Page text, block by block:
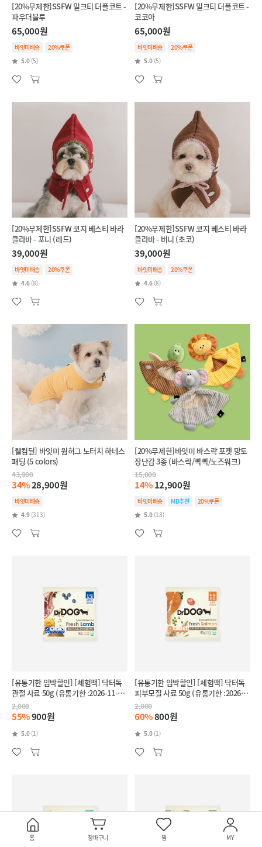
[20%무제한]SSFW 밀크티 더플코트 -
파우더블루
65,000원
바잇미배송
20%쿠폰
5.0 (5)
[20%무제한]SSFW 밀크티 더플코트 -
코코아
65,000원
바잇미배송
20%쿠폰
5.0 (5)
[20%무제한]SSFW 코지 베스티 바라
클라바 - 포니 (레드)
39,000원
바잇미배송
20%쿠폰
4.6 (8)
[20%무제한]SSFW 코지 베스티 바라
클라바 - 버니 (초코)
39,000원
바잇미배송
20%쿠폰
4.6 (8)
[웰컴딜] 바잇미 웜허그 노터치 하네스
패딩 (5 colors)
43,900
34%28,900원
바잇미배송
4.9 (313)
[20%무제한]바잇미 바스락 포켓 망토
장난감 3종 (바스락/삑삑/노즈워크)
15,000
14%12,900원
바잇미배송 MD추천
20%쿠폰
5.0 (18)
[유통기한 임박할인] [체험팩] 닥터독
관절 사료 50g (유통기한 :2026-11-
28)
2,000
55%900원
5.0 (1)
[유통기한 임박할인] [체험팩] 닥터독
피부모질 사료 50g (유통기한 :2026-
11-27)
2,000
60%800원
5.0 (1)
홈 장바구니 찜 MY